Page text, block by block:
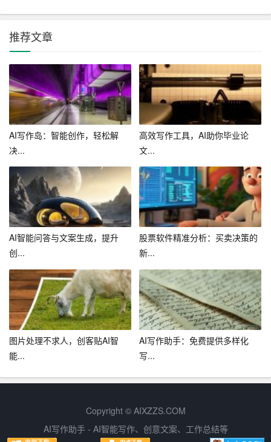
1. 选用合适的智能作文工具：根据个人的写作需求和风
2. 善用关键词和提纲：在写作过程中，合理使用关键词和
提纲，让智能作文工具更好地理解你的写作意图。
3. 结合自身思考和创意：虽然智能作文工具可以提供很多
帮助，但写作的本质还是需要依靠自己的思考和创意。
4. 多向工具请教和反馈：在使用智能作文工具的过程中，
多向工具请教写作问题，并及时给予反馈，以便工具不断
优化和改进。
总之，智能作文工具作为数字化时代的一大创新，为广大
写作爱好者和专业人士提供了前所未有的便利。善于运用
这些工具，不仅能够提高写作效率和质量，还能激发写作
潜能，创作出更加出色的作品。在未来，我们有理由相
信，智能作文工具将会在写作领域发挥更加重要的作用。
推荐文章
AI写作岛：智能创作，轻松解
决...
高效写作工具，AI助你毕业论
文...
AI智能问答与文案生成，提升
创...
股票软件精准分析：买卖决策的
新...
图片处理不求人，创客贴AI智
能...
AI写作助手：免费提供多样化
写...
Copyright © AIXZZS.COM
AI写作助手 - AI智能写作、创意文案、工作总结等